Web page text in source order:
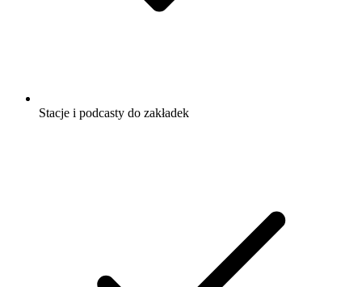
Stacje i podcasty do zakładek